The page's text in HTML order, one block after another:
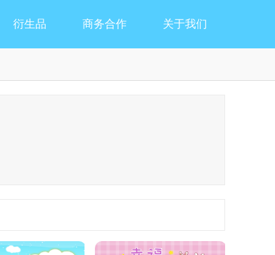
衍生品 商务合作 关于我们